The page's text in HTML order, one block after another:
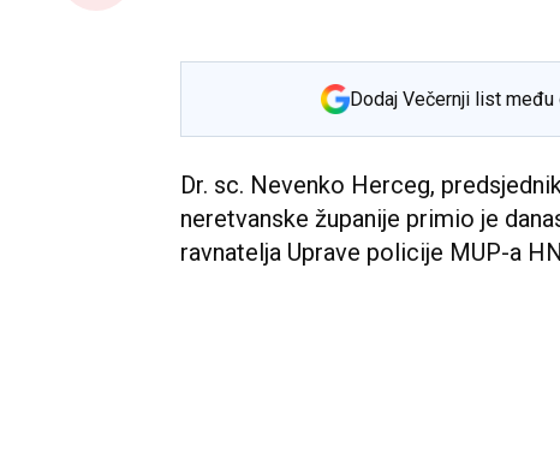
Dodaj Večernji list
Dr. sc. Nevenko Herceg,
neretvanske županije primio je
ravnatelja Uprave policije MUP-a